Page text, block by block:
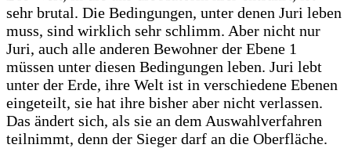
sehr brutal. Die Bedingungen, unter denen Juri leben
muss, sind wirklich sehr schlimm. Aber nicht nur
Juri, auch alle anderen Bewohner der Ebene 1
müssen unter diesen Bedingungen leben. Juri lebt
unter der Erde, ihre Welt ist in verschiedene Ebenen
eingeteilt, sie hat ihre bisher aber nicht verlassen.
Das ändert sich, als sie an dem Auswahlverfahren
teilnimmt, denn der Sieger darf an die Oberfläche.